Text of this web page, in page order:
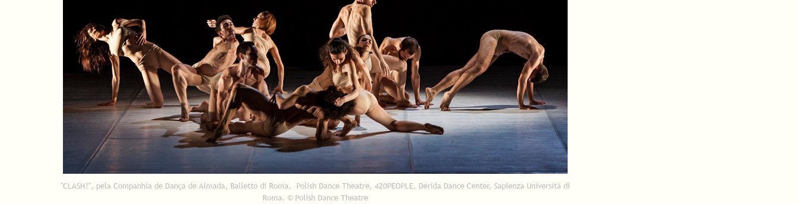
"CLASH!", pela Companhia de Dança de Almada, Balletto di Roma, Polish Dance Theatre, 420PEOPLE, Derida Dance Center, Sapienza Università di
Roma. © Polish Dance Theatre